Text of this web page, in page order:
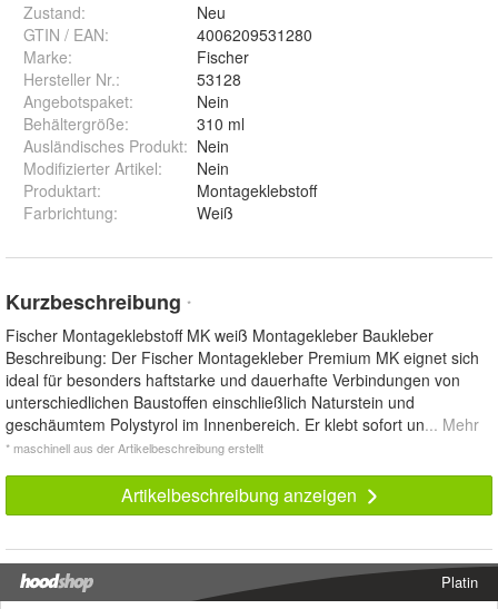
Zustand:
Neu
GTIN / EAN:
4006209531280
Marke:
Fischer
Hersteller Nr.:
53128
Angebotspaket:
Nein
Behältergröße:
310 ml
Ausländisches Produkt: Nein
Modifizierter Artikel:
Nein
Produktart:
Montageklebstoff
Farbrichtung: Weiß
Kurzbeschreibung *
Fischer Montageklebstoff MK weiß Montagekleber Baukleber
Beschreibung: Der Fischer Montagekleber Premium MK eignet sich
ideal für besonders haftstarke und dauerhafte Verbindungen von
unterschiedlichen Baustoffen einschließlich Naturstein und
geschäumtem Polystyrol im Innenbereich. Er klebt sofort un... Mehr
* maschinell aus der Artikelbeschreibung erstellt
Artikelbeschreibung anzeigen
Platin